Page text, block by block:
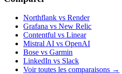
Northflank vs Render
Grafana vs New Relic
Contentful vs Linear
Mistral AI vs OpenAI
Bose vs Garmin
LinkedIn vs Slack
Voir toutes les comparaisons →